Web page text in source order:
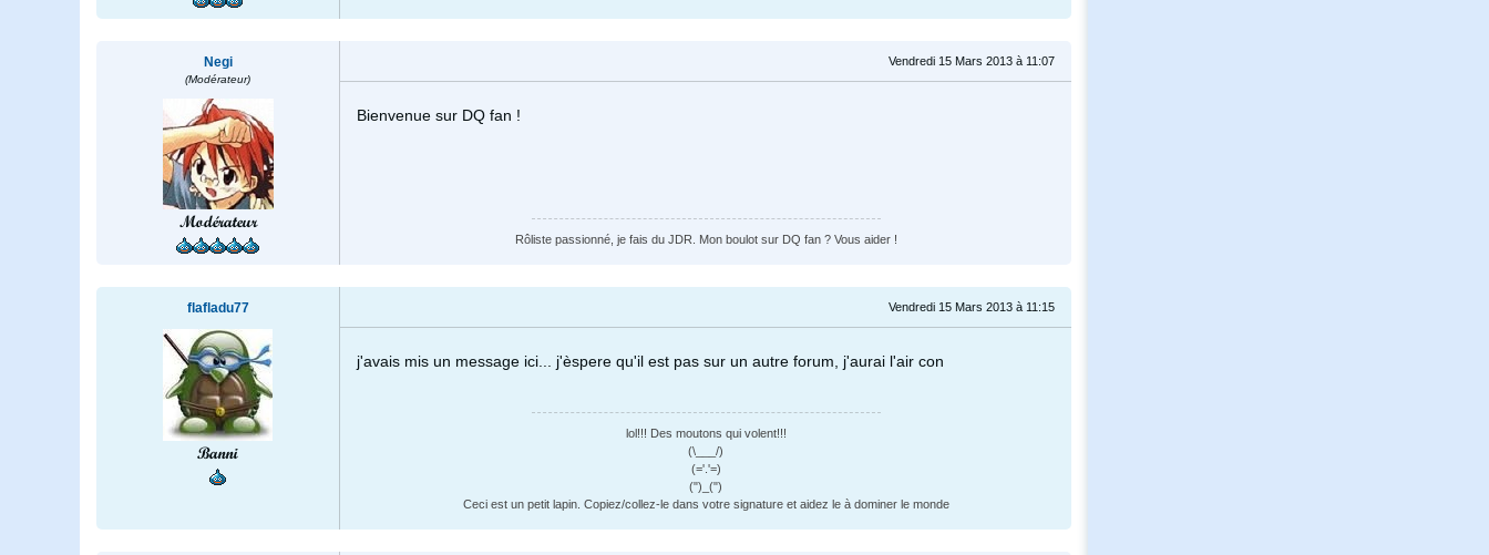
Negi
(Modérateur)
Modérateur
Vendredi 15 Mars 2013 à 11:07
Bienvenue sur DQ fan !
Rôliste passionné, je fais du JDR. Mon boulot sur DQ fan ? Vous aider !
flafladu77
Banni
Vendredi 15 Mars 2013 à 11:15
j'avais mis un message ici... j'èspere qu'il est pas sur un autre forum, j'aurai l'air con
lol!!! Des moutons qui volent!!!
(\___/)
(='.'=)
(")_(")
Ceci est un petit lapin. Copiez/collez-le dans votre signature et aidez le à dominer le monde